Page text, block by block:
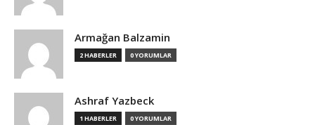
Armağan Balzamin
2 HABERLER 0 YORUMLAR
Ashraf Yazbeck
1 HABERLER 0 YORUMLAR